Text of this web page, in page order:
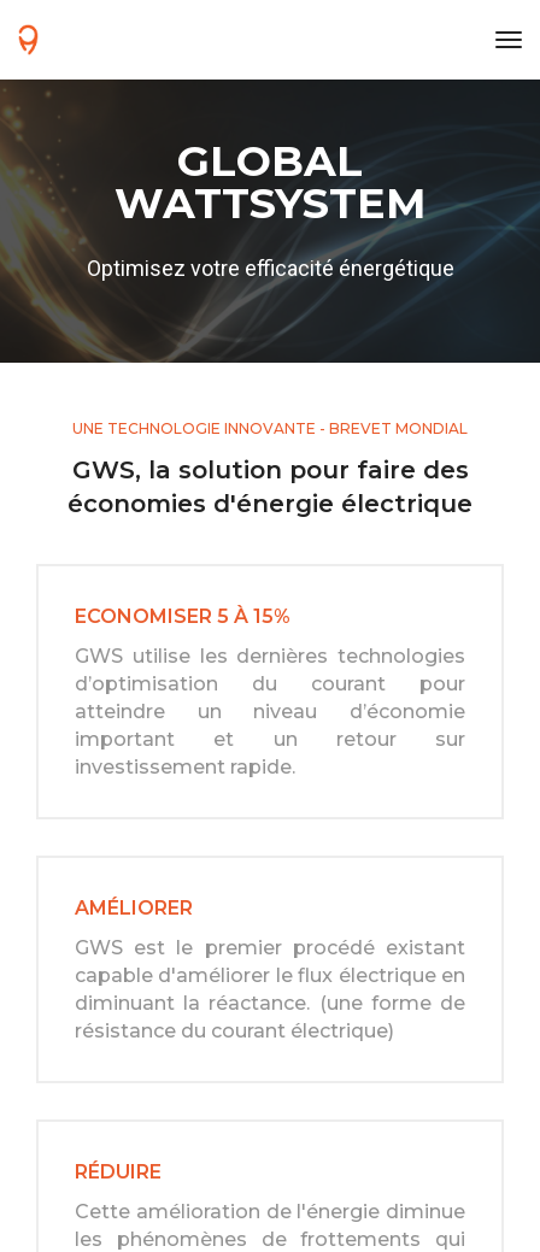
GLOBAL
WATTSYSTEM
Optimisez votre efficacité énergétique
UNE TECHNOLOGIE INNOVANTE - BREVET MONDIAL
GWS, la solution pour faire des
économies d'énergie électrique
ECONOMISER 5 À 15%
GWS utilise les dernières technologies
d’optimisation du courant pour
atteindre un niveau d’économie
important et un retour sur
investissement rapide.
AMÉLIORER
GWS est le premier procédé existant
capable d'améliorer le flux électrique en
diminuant la réactance. (une forme de
résistance du courant électrique)
RÉDUIRE
Cette amélioration de l'énergie diminue
les phénomènes de frottements qui